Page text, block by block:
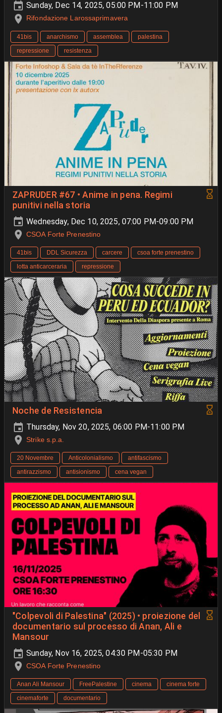
Sunday, Dec 14, 2025, 05:00 PM-11:00 PM
Rifondazione Larossaprimavera
41bis anarchismo assemblea
palestina
repressione
resistenza
ZAPRUDER #67 • Anime in pena. Regimi
punitivi nella storia
Wednesday, Dec 10, 2025, 07:00 PM-09:00 PM
CSOA Forte Prenestino
41bis DDL Sicurezza carcere
csoa forte prenestino
lotta anticarceraria
repressione
Noche de Resistencia
Thursday, Nov 20, 2025, 06:00 PM-11:00 PM
Strike s.p.a.
20 Novembre Anticolonialismo
antifascismo
antirazzismo
antisionismo cena vegan
"Colpevoli di Palestina" (2025) • proiezione del
documentario sul processo di Anan, Ali e
Mansour
Sunday, Nov 16, 2025, 04:30 PM-05:30 PM
CSOA Forte Prenestino
Anan Ali Mansour FreePalestine cinema
cinema forte
cinemaforte
documentario